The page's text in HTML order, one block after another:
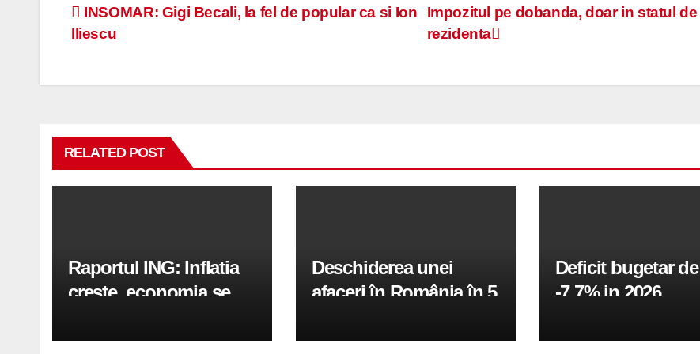
Navigare
articole
Impozitul pe dobanda, doar in statul de
rezidenta
INSOMAR: Gigi Becali, la fel de popular ca si Ion
Iliescu
RELATED POST
Raportul ING: Inflatia
creste, economia se
in a doua jumatate a
Deschiderea unei
afaceri în România în 5
Deficit bugetar de
-7,7% in 2026,
fiind de 6%